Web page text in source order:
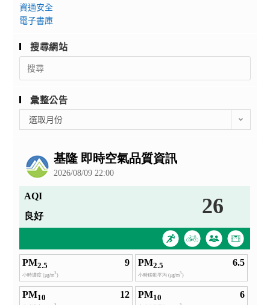
資通安全
電子書庫
搜尋網站
Search
for:
彙整公告
整
選取月份